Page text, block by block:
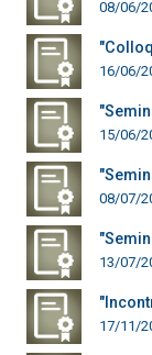
08/06/
16/06/
15/06/
08/07/
13/07/
17/11/